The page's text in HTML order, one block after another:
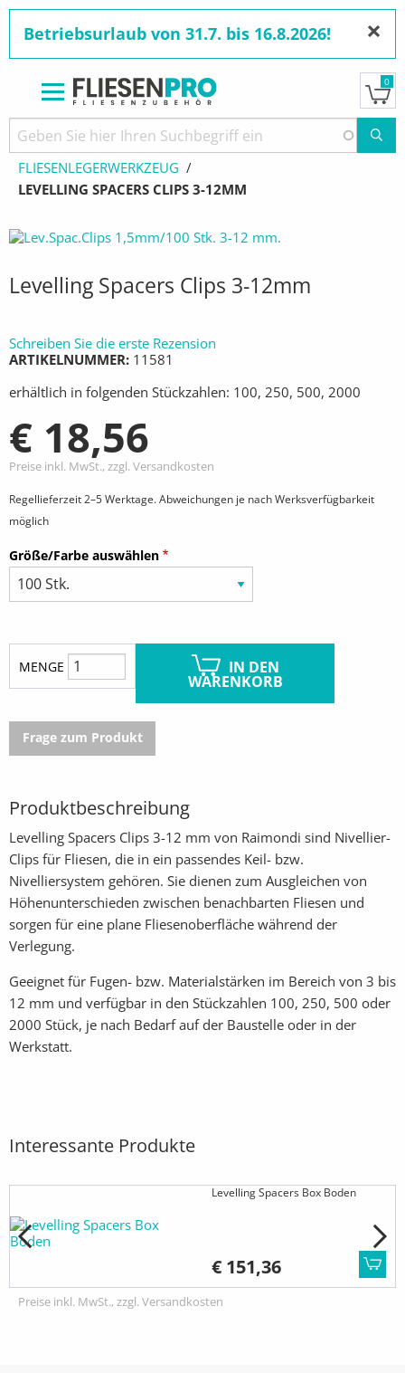
zum
Inhalt
Betriebsurlaub von 31.7. bis 16.8.2026! ×
0
Pfadnavigation
STARTSEITE PRODUKTE
WERKZEUGE
FLIESENLEGERWERKZEUG
AKTUELL:
LEVELLING SPACERS CLIPS 3-12MM
Levelling Spacers Clips 3-12mm
Schreiben Sie die erste Rezension
ARTIKELNUMMER 11581
erhältlich in folgenden Stückzahlen: 100, 250, 500, 2000
€ 18,56
Preise inkl. MwSt., zzgl. Versandkosten
Regellieferzeit 2–5 Werktage. Abweichungen je nach Werksverfügbarkeit
möglich
Größe/Farbe auswählen
MENGE IN DEN
WARENKORB
Frage zum Produkt
Produktbeschreibung
Levelling Spacers Clips 3-12 mm von Raimondi sind Nivellier-
Clips für Fliesen, die in ein passendes Keil- bzw.
Nivelliersystem gehören. Sie dienen zum Ausgleichen von
Höhenunterschieden zwischen benachbarten Fliesen und
sorgen für eine plane Fliesenoberfläche während der
Verlegung.
Geeignet für Fugen- bzw. Materialstärken im Bereich von 3 bis
12 mm und verfügbar in den Stückzahlen 100, 250, 500 oder
2000 Stück, je nach Bedarf auf der Baustelle oder in der
Werkstatt.
Interessante Produkte
Levelling Spacers Box Boden
€ 151,36
Preise inkl. MwSt., zzgl. Versandkosten